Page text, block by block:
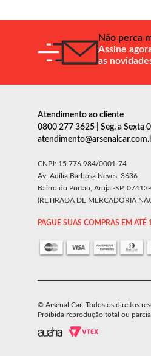
Não perca
Assine
as
Atendimento ao cliente
0800 277 3625 | Seg. a Sexta
CNPJ: 15.776.984/0001-74
Av. Adília Barbosa Neves, 3636
Bairro do Portão, Arujá -SP,
(RETIRADA DE MERCADORIA
PAGUE SUAS COMPRAS EM ATÉ
© Arsenal Car. Todos os direitos
Proibida reprodução total ou